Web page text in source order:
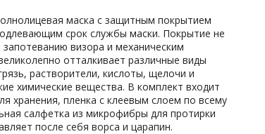
маска с защитным покрытием
срок службы маски. Покрытие не
запотеванию визора и механическим
отталкивает различные виды
растворители, кислоты, щелочи и
химические вещества. В комплект входит
хранения, пленка с клеевым слоем по всему
салфетка из микрофибры для протирки
после себя ворса и царапин.